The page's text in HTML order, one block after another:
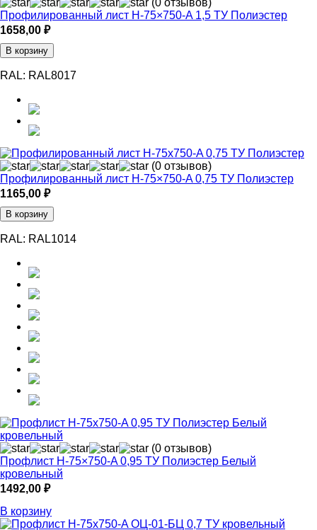
(0 отзывов)
Профилированный лист Н-75×750-A 1,5 ТУ Полиэстер
1658,00 ₽
В корзину
RAL: RAL8017
(0 отзывов)
Профилированный лист Н-75×750-A 0,75 ТУ Полиэстер
1165,00 ₽
В корзину
RAL: RAL1014
(0 отзывов)
Профлист Н-75×750-A 0,95 ТУ Полиэстер Белый
кровельный
1492,00 ₽
В корзину